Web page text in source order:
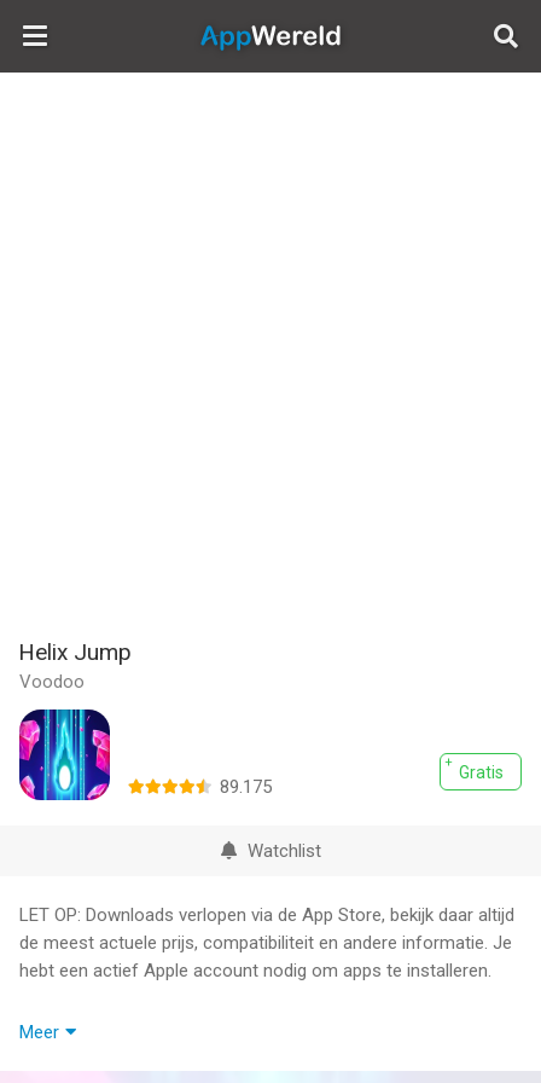
AppWereld
Helix Jump
Voodoo
Gratis
89.175
Watchlist
LET OP: Downloads verlopen via de App Store, bekijk daar altijd
de meest actuele prijs, compatibiliteit en andere informatie. Je
hebt een actief Apple account nodig om apps te installeren.
Helix Jump is a 3d arcade game where players smash, bump
Meer